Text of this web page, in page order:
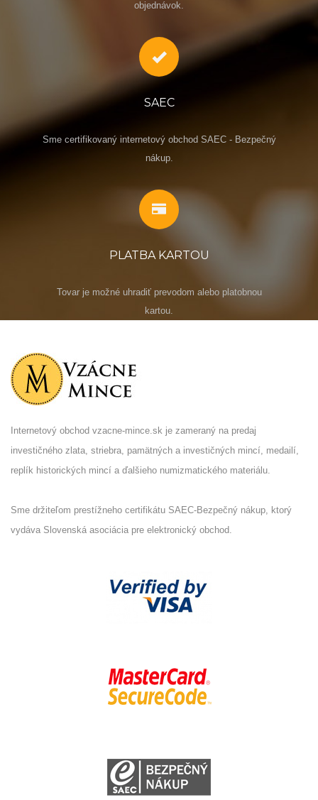
objednávok.
SAEC
Sme certifikovaný internetový obchod SAEC - Bezpečný
nákup.
PLATBA KARTOU
Tovar je možné uhradiť prevodom alebo platobnou
kartou.
Internetový obchod vzacne-mince.sk je zameraný na predaj
investičného zlata, striebra, pamätných a investičných mincí, medailí,
replík historických mincí a ďalšieho numizmatického materiálu.
Sme držiteľom prestížneho certifikátu SAEC-Bezpečný nákup, ktorý
vydáva Slovenská asociácia pre elektronický obchod.